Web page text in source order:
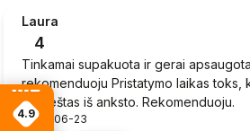
Laura
4
Tinkamai supakuota ir gerai apsaugota
rekomenduoju Pristatymo laikas toks,
praneštas iš anksto. Rekomenduoju.
2026-06-23
4.9